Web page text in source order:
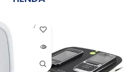
AGOT
ADO